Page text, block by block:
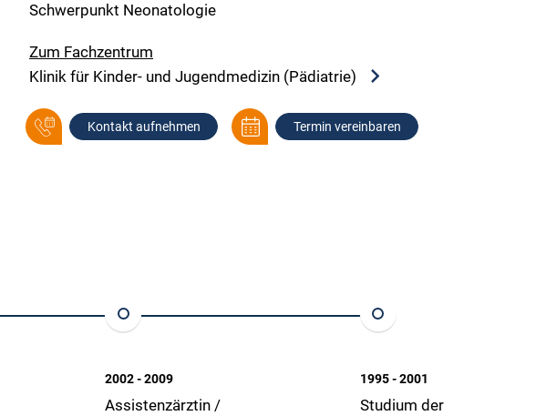
Schwerpunkt Neonatologie
Zum Fachzentrum
Klinik für Kinder- und Jugendmedizin (Pädiatrie)
Kontakt aufnehmen Termin vereinbaren
2002 - 2009
Assistenzärztin /
1995 - 2001
Studium der